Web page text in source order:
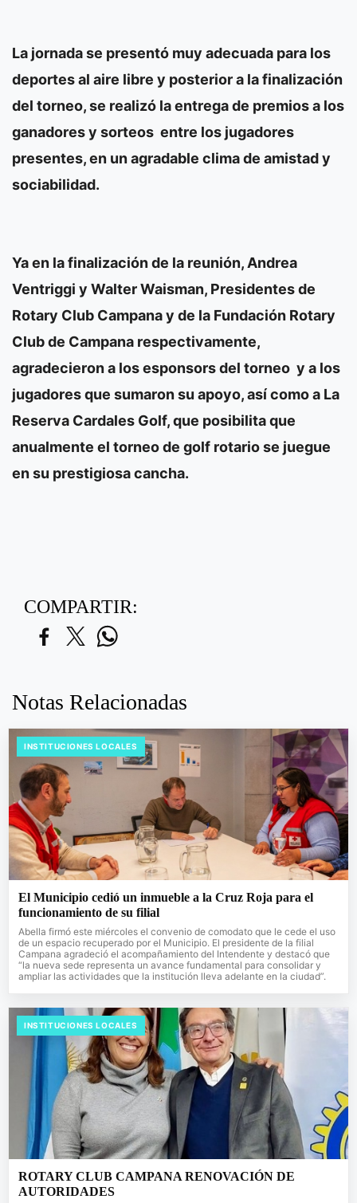
La jornada se presentó muy adecuada para los
deportes al aire libre y posterior a la finalización
del torneo, se realizó la entrega de premios a los
ganadores y sorteos entre los jugadores
presentes, en un agradable clima de amistad y
sociabilidad.
Ya en la finalización de la reunión, Andrea
Ventriggi y Walter Waisman, Presidentes de
Rotary Club Campana y de la Fundación Rotary
Club de Campana respectivamente,
agradecieron a los esponsors del torneo y a los
jugadores que sumaron su apoyo, así como a La
Reserva Cardales Golf, que posibilita que
anualmente el torneo de golf rotario se juegue
en su prestigiosa cancha.
COMPARTIR:
Notas Relacionadas
INSTITUCIONES LOCALES
El Municipio cedió un inmueble a la Cruz Roja para el
funcionamiento de su filial
Abella firmó este miércoles el convenio de comodato que le cede el uso
de un espacio recuperado por el Municipio. El presidente de la filial
Campana agradeció el acompañamiento del Intendente y destacó que
“la nueva sede representa un avance fundamental para consolidar y
ampliar las actividades que la institución lleva adelante en la ciudad”.
INSTITUCIONES LOCALES
ROTARY CLUB CAMPANA RENOVACIÓN DE
AUTORIDADES